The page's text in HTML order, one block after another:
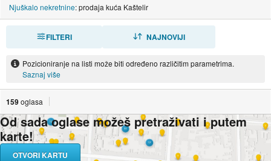
Njuškalo nekretnine: prodaja kuća Kaštelir
FILTERI NAJNOVIJI
Pozicioniranje na listi može biti određeno različitim parametrima.
Saznaj više
159oglasa
Od sada oglase možeš pretraživati i putem
karte!
OTVORI KARTU